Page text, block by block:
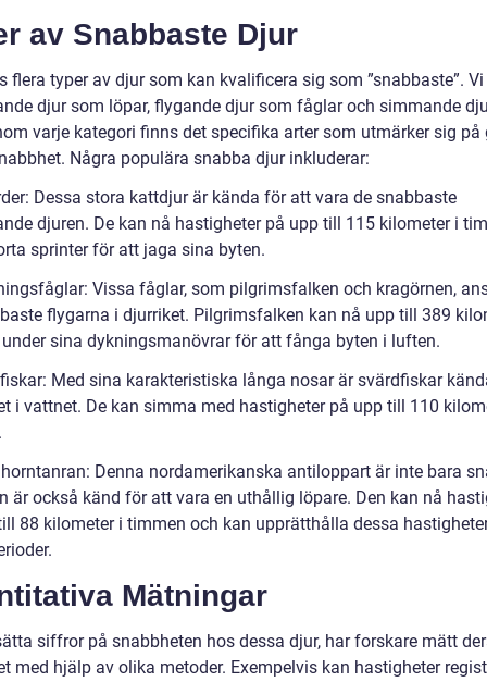
av Snabbaste Djur
flera typer av djur som kan kvalificera sig som ”snabbaste”.
djur som löpar, flygande djur som fåglar och simmande
varje kategori finns det specifika arter som utmärker sig på
Några populära snabba djur inkluderar:
Dessa stora kattdjur är kända för att vara de snabbaste
djuren. De kan nå hastigheter på upp till 115 kilometer i
sprinter för att jaga sina byten.
Vissa fåglar, som pilgrimsfalken och kragörnen,
flygarna i djurriket. Pilgrimsfalken kan nå upp till 389
sina dykningsmanövrar för att fånga byten i luften.
Med sina karakteristiska långa nosar är svärdfiskar
i vattnet. De kan simma med hastigheter på upp till 110
Denna nordamerikanska antiloppart är inte bara
är också känd för att vara en uthållig löpare. Den kan nå
88 kilometer i timmen och kan upprätthålla dessa
Mätningar
siffror på snabbheten hos dessa djur, har forskare mätt
med hjälp av olika metoder. Exempelvis kan hastigheter